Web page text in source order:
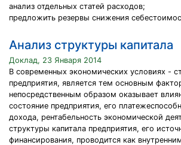
анализ отдельных статей расходов;
предложить резервы снижения
Анализ структуры капитала
Доклад, 23 Января 2014
В современных экономических условиях -
предприятия, является тем основным
непосредственным образом оказывает
состояние предприятия, его
дохода, рентабельность экономической
структуры капитала предприятия, его
финансирования, проводится как